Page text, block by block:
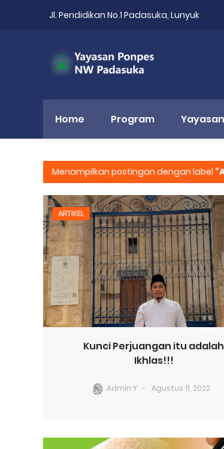
Jl. Pendidikan No.1 Padasuka, Lunyuk
Home Program Yayasan
Menampilkan postingan dengan label
ARTIKEL
Kunci Perjuangan itu adalah
Ikhlas!!!
Admin Y Agustus 11, 2022